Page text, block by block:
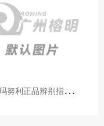
广
州玛努利正品辨别指南：如何区分原装 Manuli 胶管 / 接头 / 扣压机（代理专业版）